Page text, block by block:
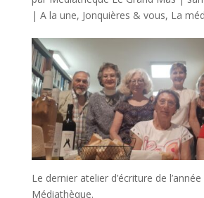
| A la une, Jonquières & vous, La
Le dernier atelier d’écriture de
Médiathèque.